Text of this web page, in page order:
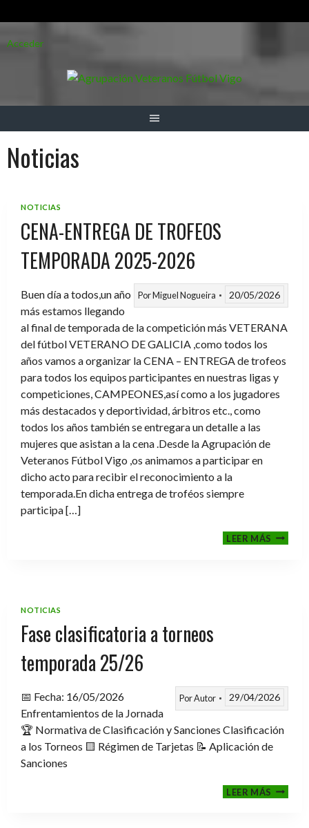
alAcceder
Noticias
NOTICIAS
CENA-ENTREGA DE TROFEOS
TEMPORADA 2025-2026
PorMiguel Nogueira 20/05/2026
Buen día a todos,un año
más estamos llegando
al final de temporada de la competición más VETERANA
del fútbol VETERANO DE GALICIA ,como todos los
años vamos a organizar la CENA – ENTREGA de trofeos
para todos los equipos participantes en nuestras ligas y
competiciones, CAMPEONES,así como a los jugadores
más destacados y deportividad, árbitros etc., como
todos los años también se entregara un detalle a las
mujeres que asistan a la cena .Desde la Agrupación de
Veteranos Fútbol Vigo ,os animamos a participar en
dicho acto para recibir el reconocimiento a la
temporada.En dicha entrega de troféos siempre
participa […]
LEER MÁSCENA-
NOTICIAS
Fase clasificatoria a torneos
temporada 25/26
PorAutor 29/04/2026
📅 Fecha: 16/05/2026
Enfrentamientos de la Jornada
🏆 Normativa de Clasificación y Sanciones Clasificación
a los Torneos 🟨 Régimen de Tarjetas 📝 Aplicación de
Sanciones
LEER MÁSFASE